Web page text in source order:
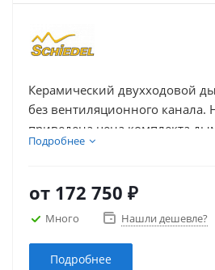
Керамический двухходовой
без вентиляционного канала.
приведена цена комплекта
из керамики с двумя
каналов.
Подробнее
от 172 750 ₽
Много Нашли дешевле?
Подробнее